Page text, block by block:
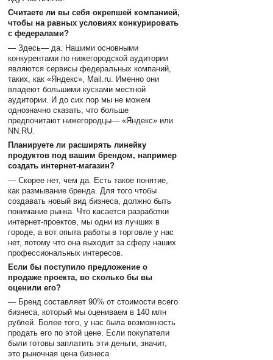
Считаете ли вы себя окрепшей компанией,
чтобы на равных условиях конкурировать
с федералами?
— Здесь— да. Нашими основными
конкурентами по нижегородской аудитории
являются сервисы федеральных компаний,
таких, как «Яндекс», Mail.ru. Именно они
владеют большими кусками местной
аудитории. И до сих пор мы не можем
однозначно сказать, что больше
предпочитают нижегородцы— «Яндекс» или
NN.RU.
Планируете ли расширять линейку
продуктов под вашим брендом, например
создать интернет-магазин?
— Скорее нет, чем да. Есть такое понятие,
как размывание бренда. Для того чтобы
создавать новый вид бизнеса, должно быть
понимание рынка. Что касается разработки
интернет-проектов, мы одни из лучших в
городе, а вот опыта работы в торговле у нас
нет, потому что она выходит за сферу наших
профессиональных интересов.
Если бы поступило предложение о
продаже проекта, во сколько бы вы
оценили его?
— Бренд составляет 90% от стоимости всего
бизнеса, который мы оцениваем в 140 млн
рублей. Более того, у нас была возможность
продать его по этой цене. Если покупатели
были готовы заплатить эти деньги, значит,
это рыночная цена бизнеса.